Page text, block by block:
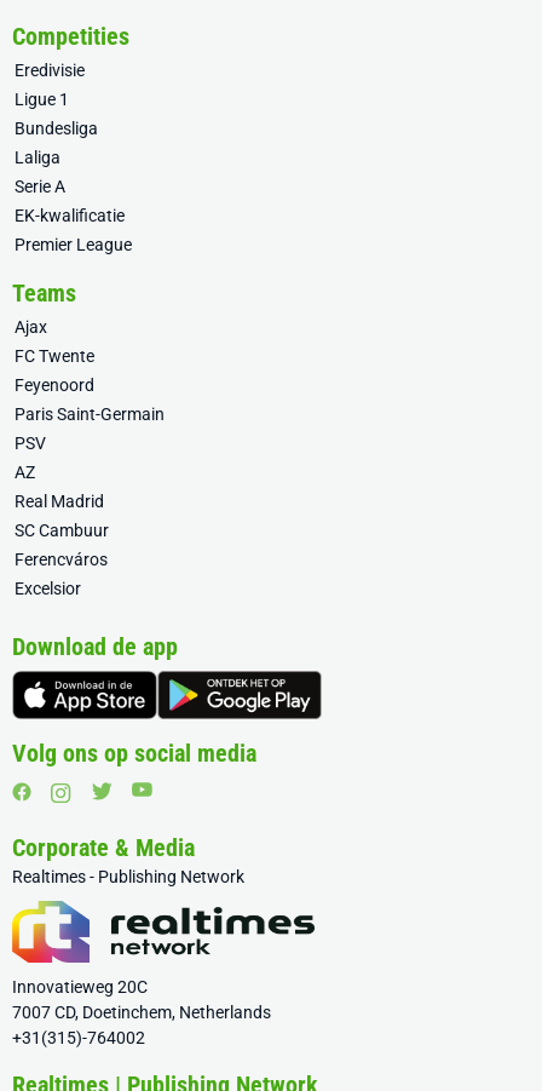
Competities
Eredivisie
Ligue 1
Bundesliga
Laliga
Serie A
EK-kwalificatie
Premier League
Teams
Ajax
FC Twente
Feyenoord
Paris Saint-Germain
PSV
AZ
Real Madrid
SC Cambuur
Ferencváros
Excelsior
Download de app
Volg ons op social media
Corporate & Media
Realtimes - Publishing Network
Innovatieweg 20C
7007 CD, Doetinchem, Netherlands
+31(315)-764002